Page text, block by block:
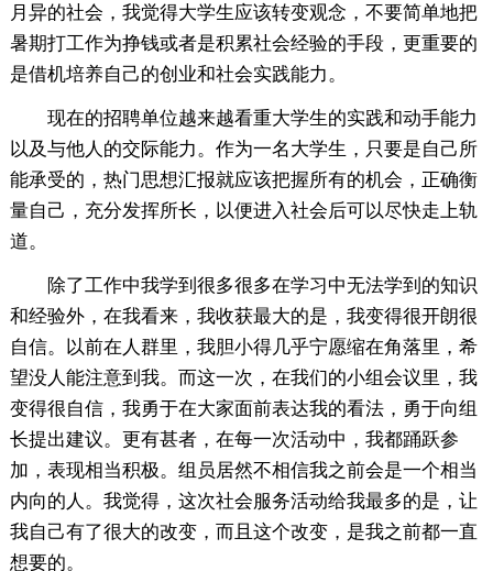
月异的社会，我觉得大学生应该转变观念，不要简单地把
暑期打工作为挣钱或者是积累社会经验的手段，更重要的
是借机培养自己的创业和社会实践能力。
现在的招聘单位越来越看重大学生的实践和动手能力
以及与他人的交际能力。作为一名大学生，只要是自己所
能承受的，热门思想汇报就应该把握所有的机会，正确衡
量自己，充分发挥所长，以便进入社会后可以尽快走上轨
道。
除了工作中我学到很多很多在学习中无法学到的知识
和经验外，在我看来，我收获最大的是，我变得很开朗很
自信。以前在人群里，我胆小得几乎宁愿缩在角落里，希
望没人能注意到我。而这一次，在我们的小组会议里，我
变得很自信，我勇于在大家面前表达我的看法，勇于向组
长提出建议。更有甚者，在每一次活动中，我都踊跃参
加，表现相当积极。组员居然不相信我之前会是一个相当
内向的人。我觉得，这次社会服务活动给我最多的是，让
我自己有了很大的改变，而且这个改变，是我之前都一直
想要的。